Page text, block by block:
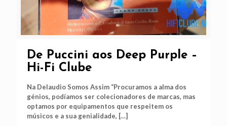
De Puccini aos Deep Purple –
Hi-Fi Clube
Na Delaudio Somos Assim “Procuramos a alma dos
génios, podíamos ser colecionadores de marcas, mas
optamos por equipamentos que respeitem os
músicos e a sua genialidade, […]